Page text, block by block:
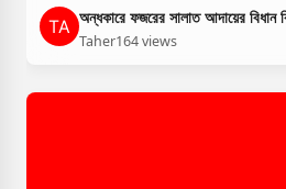
অন্ধকারে ফজরের সালাত আদায়ের বিধান
Taher164 views